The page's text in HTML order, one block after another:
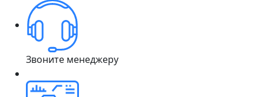
Звоните менеджеру